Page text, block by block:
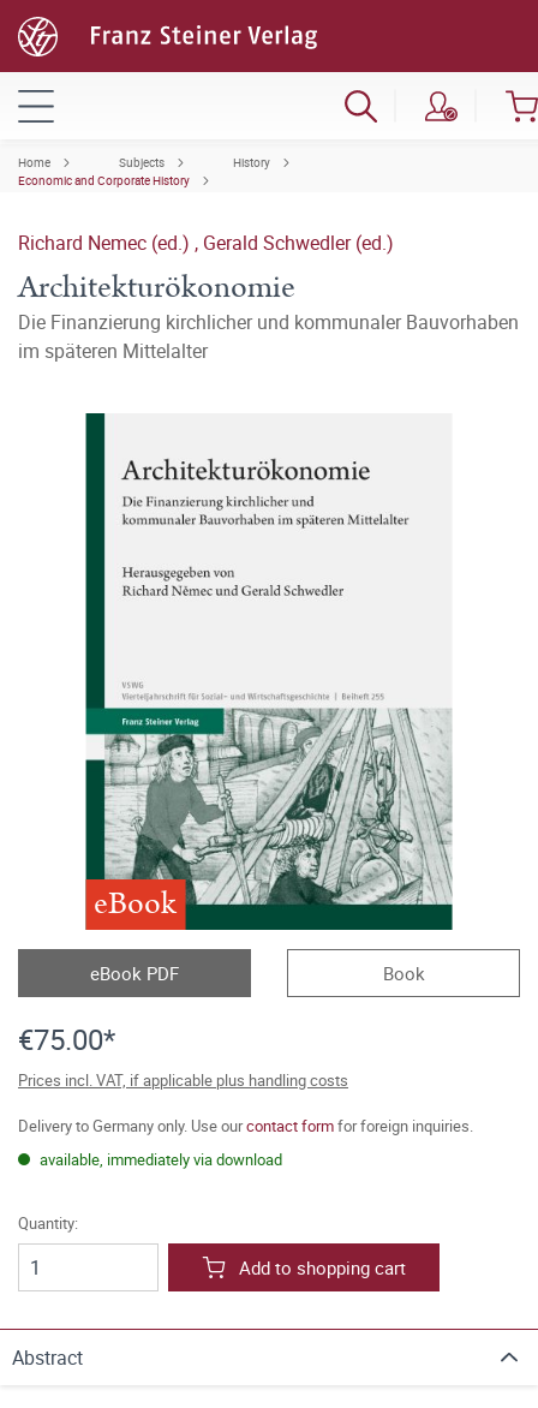
Home Subjects
History
Economic and Corporate History
Richard Nemec (ed.) , Gerald Schwedler (ed.)
Architekturökonomie
Die Finanzierung kirchlicher und kommunaler Bauvorhaben
im späteren Mittelalter
eBook
eBook PDF Book
€75.00*
Prices incl. VAT, if applicable plus handling costs
Delivery to Germany only. Use ourcontact formfor foreign inquiries.
available, immediately via download
Quantity:
Add to shopping cart
Abstract